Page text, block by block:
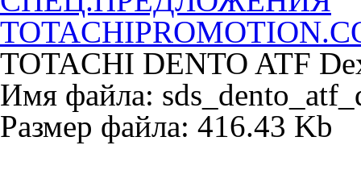
TOTACHI DENTO ATF
Имя файла:
Размер файла: 416.43 Kb